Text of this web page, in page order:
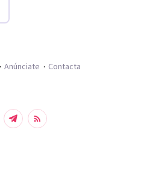
Anúnciate Contacta